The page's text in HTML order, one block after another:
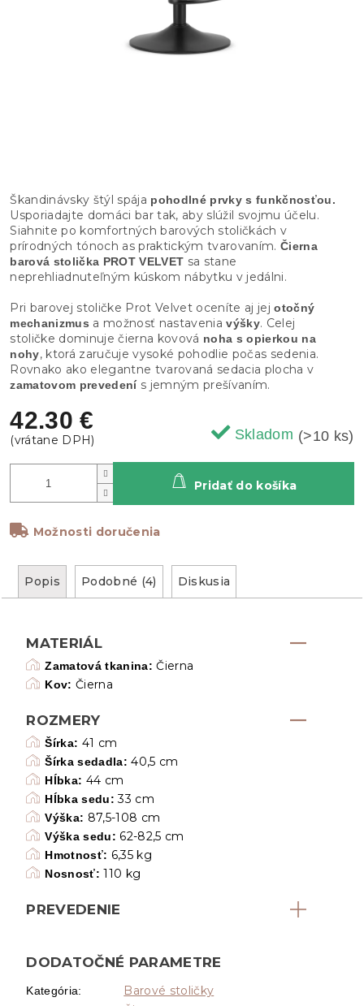
42.30 €
Skladom (>10 ks)
Možnosti doručenia
Pridať do košíka
Škandinávsky štýl spája pohodlné prvky s funkčnosťou.
Usporiadajte domáci bar tak, aby slúžil svojmu účelu.
Siahnite po komfortných barových stoličkách v
prírodných tónoch as praktickým tvarovaním. Čierna
barová stolička PROT VELVET sa stane
neprehliadnuteľným kúskom nábytku v jedálni.
Pri barovej stoličke Prot Velvet oceníte aj jejotočný
mechanizmus a možnosť nastaveniavýšky. Celej
stoličke dominuje čierna kovová noha s opierkou na
nohy, ktorá zaručuje vysoké pohodlie počas sedenia.
Rovnako ako elegantne tvarovaná sedacia plocha v
zamatovom prevedenís jemným prešívaním.
Popis Podobné (4) Diskusia
MATERIÁL
Zamatová tkanina: Čierna
Kov: Čierna
ROZMERY
Šírka: 41 cm
Šírka sedadla: 40,5 cm
Hĺbka: 44 cm
Hĺbka sedu: 33 cm
Výška: 87,5-108 cm
Výška sedu: 62-82,5 cm
Hmotnosť: 6,35 kg
Nosnosť: 110 kg
PREVEDENIE
DODATOČNÉ PARAMETRE
Kategória: Barové stoličky